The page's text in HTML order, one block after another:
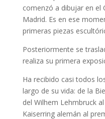
comenzó a dibujar en el
Madrid. Es en ese
primeras piezas
Posteriormente se
realiza su primera
Ha recibido casi todos
largo de su vida: de la
del Wilhem Lehmbruck
Kaiserring alemán al